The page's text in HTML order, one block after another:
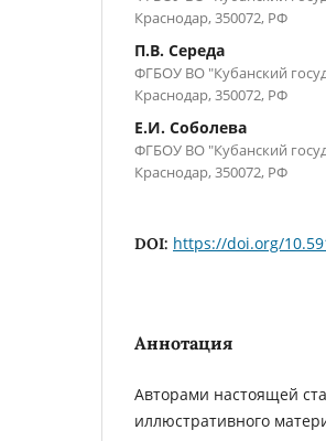
Краснодар, 350072, РФ
П.В. Середа
ФГБОУ ВО "Кубанский
Краснодар, 350072, РФ
Е.И. Соболева
ФГБОУ ВО "Кубанский
Краснодар, 350072, РФ
DOI: https://doi.org/
Аннотация
Авторами настоящей
иллюстративного